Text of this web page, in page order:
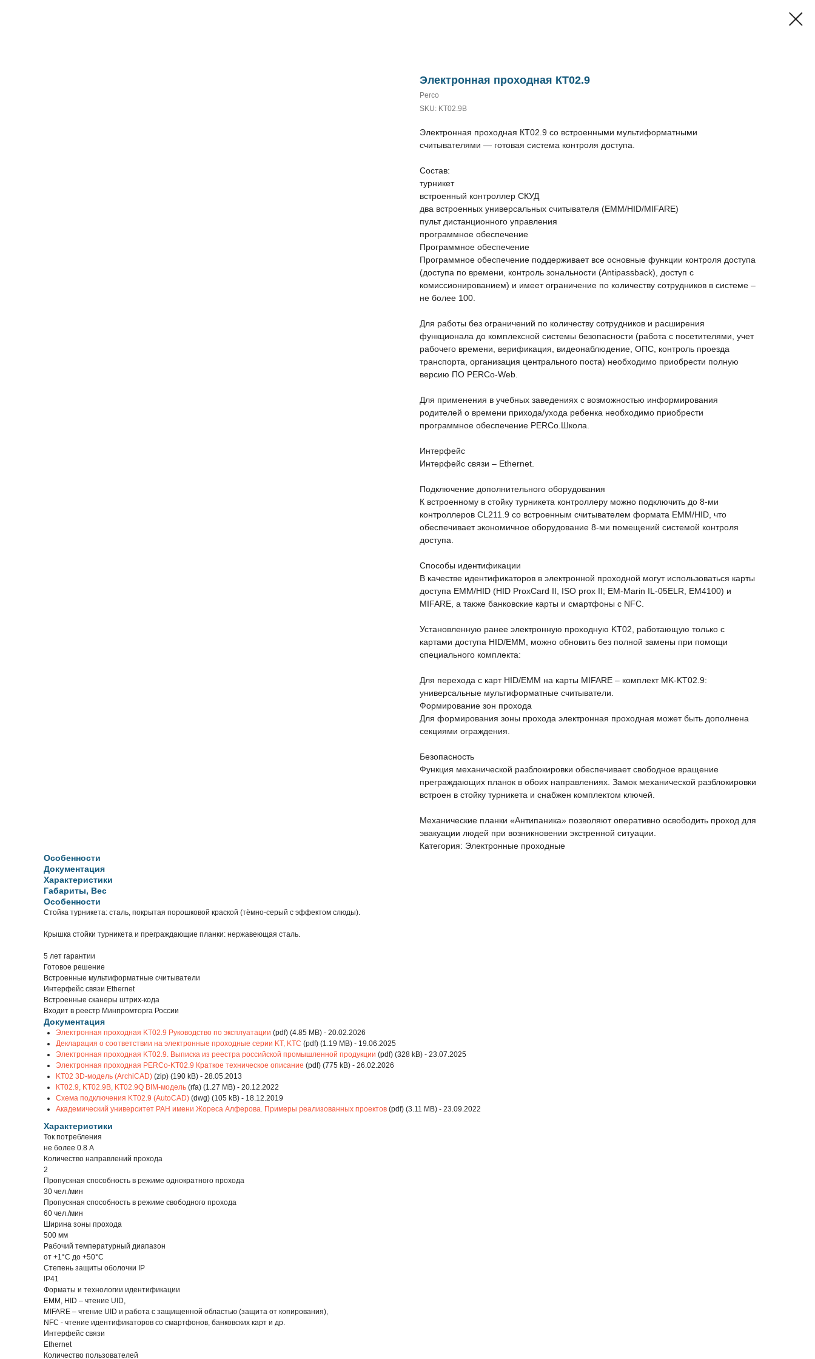
Электронная проходная КТ02.9
Perco
SKU: KT02.9B
Электронная проходная КТ02.9 со встроенными мультиформатными
считывателями — готовая система контроля доступа.
Состав:
турникет
встроенный контроллер СКУД
два встроенных универсальных считывателя (EMM/HID/MIFARE)
пульт дистанционного управления
программное обеспечение
Программное обеспечение
Программное обеспечение поддерживает все основные функции контроля доступа
(доступа по времени, контроль зональности (Antipassback), доступ с
комиссионированием) и имеет ограничение по количеству сотрудников в системе –
не более 100.
Для работы без ограничений по количеству сотрудников и расширения
функционала до комплексной системы безопасности (работа с посетителями, учет
рабочего времени, верификация, видеонаблюдение, ОПС, контроль проезда
транспорта, организация центрального поста) необходимо приобрести полную
версию ПО PERCo-Web.
Для применения в учебных заведениях с возможностью информирования
родителей о времени прихода/ухода ребенка необходимо приобрести
программное обеспечение PERCo.Школа.
Интерфейс
Интерфейс связи – Ethernet.
Подключение дополнительного оборудования
К встроенному в стойку турникета контроллеру можно подключить до 8-ми
контроллеров CL211.9 со встроенным считывателем формата EMM/HID, что
обеспечивает экономичное оборудование 8-ми помещений системой контроля
доступа.
Способы идентификации
В качестве идентификаторов в электронной проходной могут использоваться карты
доступа EMM/HID (HID ProxCard II, ISO prox II; EM-Marin IL-05ELR, ЕМ4100) и
MIFARE, а также банковские карты и смартфоны с NFC.
Установленную ранее электронную проходную KT02, работающую только с
картами доступа HID/EMM, можно обновить без полной замены при помощи
специального комплекта:
Для перехода с карт HID/EMM на карты MIFARE – комплект MK-KT02.9:
универсальные мультиформатные считыватели.
Формирование зон прохода
Для формирования зоны прохода электронная проходная может быть дополнена
секциями ограждения.
Безопасность
Функция механической разблокировки обеспечивает свободное вращение
преграждающих планок в обоих направлениях. Замок механической разблокировки
встроен в стойку турникета и снабжен комплектом ключей.
Механические планки «Антипаника» позволяют оперативно освободить проход для
эвакуации людей при возникновении экстренной ситуации.
Категория: Электронные проходные
Особенности
Документация
Характеристики
Габариты, Вес
Особенности
Стойка турникета: сталь, покрытая порошковой краской (тёмно-серый с эффектом слюды).
Крышка стойки турникета и преграждающие планки: нержавеющая сталь.
5 лет гарантии
Готовое решение
Встроенные мультиформатные считыватели
Интерфейс связи Ethernet
Встроенные сканеры штрих-кода
Входит в реестр Минпромторга России
Документация
Электронная проходная KT02.9 Руководство по эксплуатации (pdf) (4.85 MB) - 20.02.2026
Декларация о соответствии на электронные проходные серии KT, KTC (pdf) (1.19 MB) - 19.06.2025
Электронная проходная KT02.9. Выписка из реестра российской промышленной продукции (pdf) (328 kB) - 23.07.2025
Электронная проходная PERCo-KT02.9 Краткое техническое описание (pdf) (775 kB) - 26.02.2026
KT02 3D-модель (ArchiCAD) (zip) (190 kB) - 28.05.2013
КТ02.9, KT02.9B, KT02.9Q BIM-модель (rfa) (1.27 MB) - 20.12.2022
Схема подключения KT02.9 (AutoCAD) (dwg) (105 kB) - 18.12.2019
Академический университет РАН имени Жореса Алферова. Примеры реализованных проектов (pdf) (3.11 MB) - 23.09.2022
Характеристики
Ток потребления
не более 0.8 А
Количество направлений прохода
2
Пропускная способность в режиме однократного прохода
30 чел./мин
Пропускная способность в режиме свободного прохода
60 чел./мин
Ширина зоны прохода
500 мм
Рабочий температурный диапазон
от +1°C до +50°C
Степень защиты оболочки IP
IP41
Форматы и технологии идентификации
EMM, HID – чтение UID,
MIFARE – чтение UID и работа с защищенной областью (защита от копирования),
NFC - чтение идентификаторов со смартфонов, банковских карт и др.
Интерфейс связи
Ethernet
Количество пользователей